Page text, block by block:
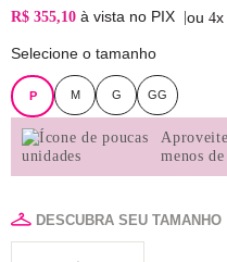
8 renda
9 sutiã renda
10 body
R$ 355,10 à vista no PIX ou 4x
Selecione o tamanho
P M G GG
menos de
DESCUBRA SEU TAMANHO